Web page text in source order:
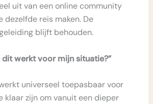
uit van een online community
dezelfde reis maken. De
blijft behouden.
dit werkt voor mijn situatie?”
universeel toepasbaar voor
klaar zijn om vanuit een dieper